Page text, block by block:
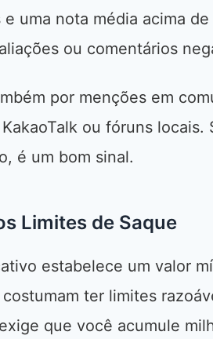
e uma nota média acima
ou comentários
por menções em
ou fóruns
é um bom sinal.
Limites de Saque
estabelece um valor
ter limites
que você acumule